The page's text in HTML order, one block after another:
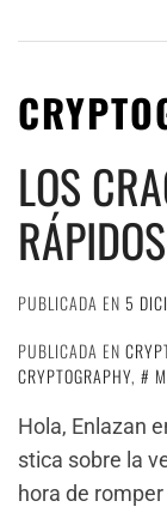
LOS
RÁPIDOS
PUBLICADA EN 5
PUBLICADA EN
CRYPTOGRAPHY,
Hola, Enlazan
stica sobre la
hora de